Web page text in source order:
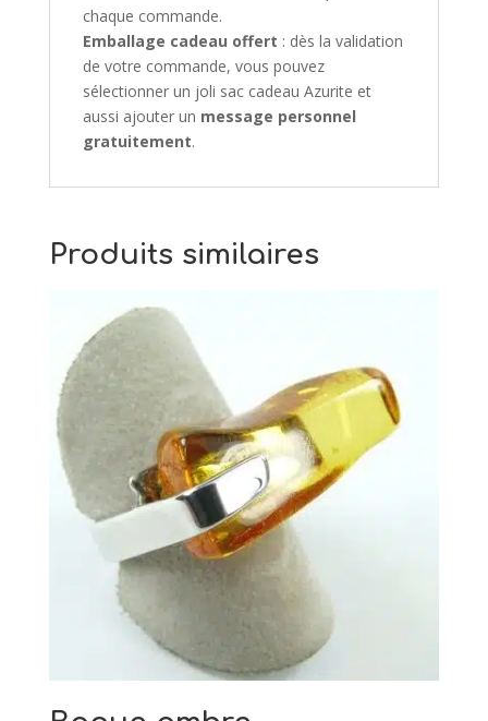
chaque commande.
Emballage cadeau offert : dès la validation
de votre commande, vous pouvez
sélectionner un joli sac cadeau Azurite et
aussi ajouter un message personnel
gratuitement.
Produits similaires